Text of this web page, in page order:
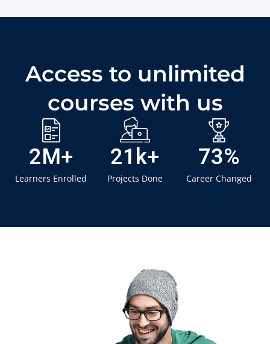
Access to unlimited
courses with us
2M+
Learners Enrolled
21k+
Projects Done
73%
Career Changed